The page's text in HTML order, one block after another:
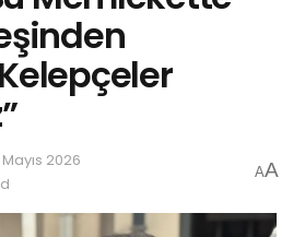
Mayıs 2026
AA